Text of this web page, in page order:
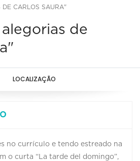
DE CARLOS SAURA"
alegorias de
LOCALIZAÇÃO
no currículo e tendo estreado na
o curta “La tarde del domingo”,